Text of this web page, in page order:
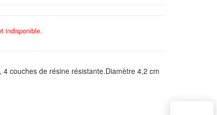
indisponible.
couches de résine résistante.Diamètre 4,2 cm